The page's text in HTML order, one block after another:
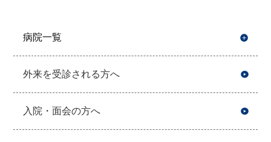
病院一覧
外来を受診される方へ
入院・面会の方へ